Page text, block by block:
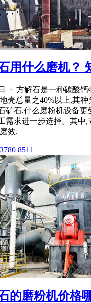
用什么磨机？
· 方解石是一种碳酸钙
壳总量之40%以上,其种
矿石,什么磨粉机设备更
需求进一步选择。其中,
效.
8511
的磨粉机价格